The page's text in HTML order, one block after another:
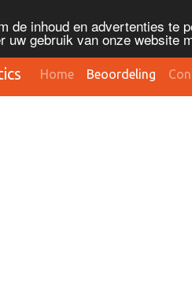
de inhoud en advertenties te
uw gebruik van onze website
Home Beoordeling